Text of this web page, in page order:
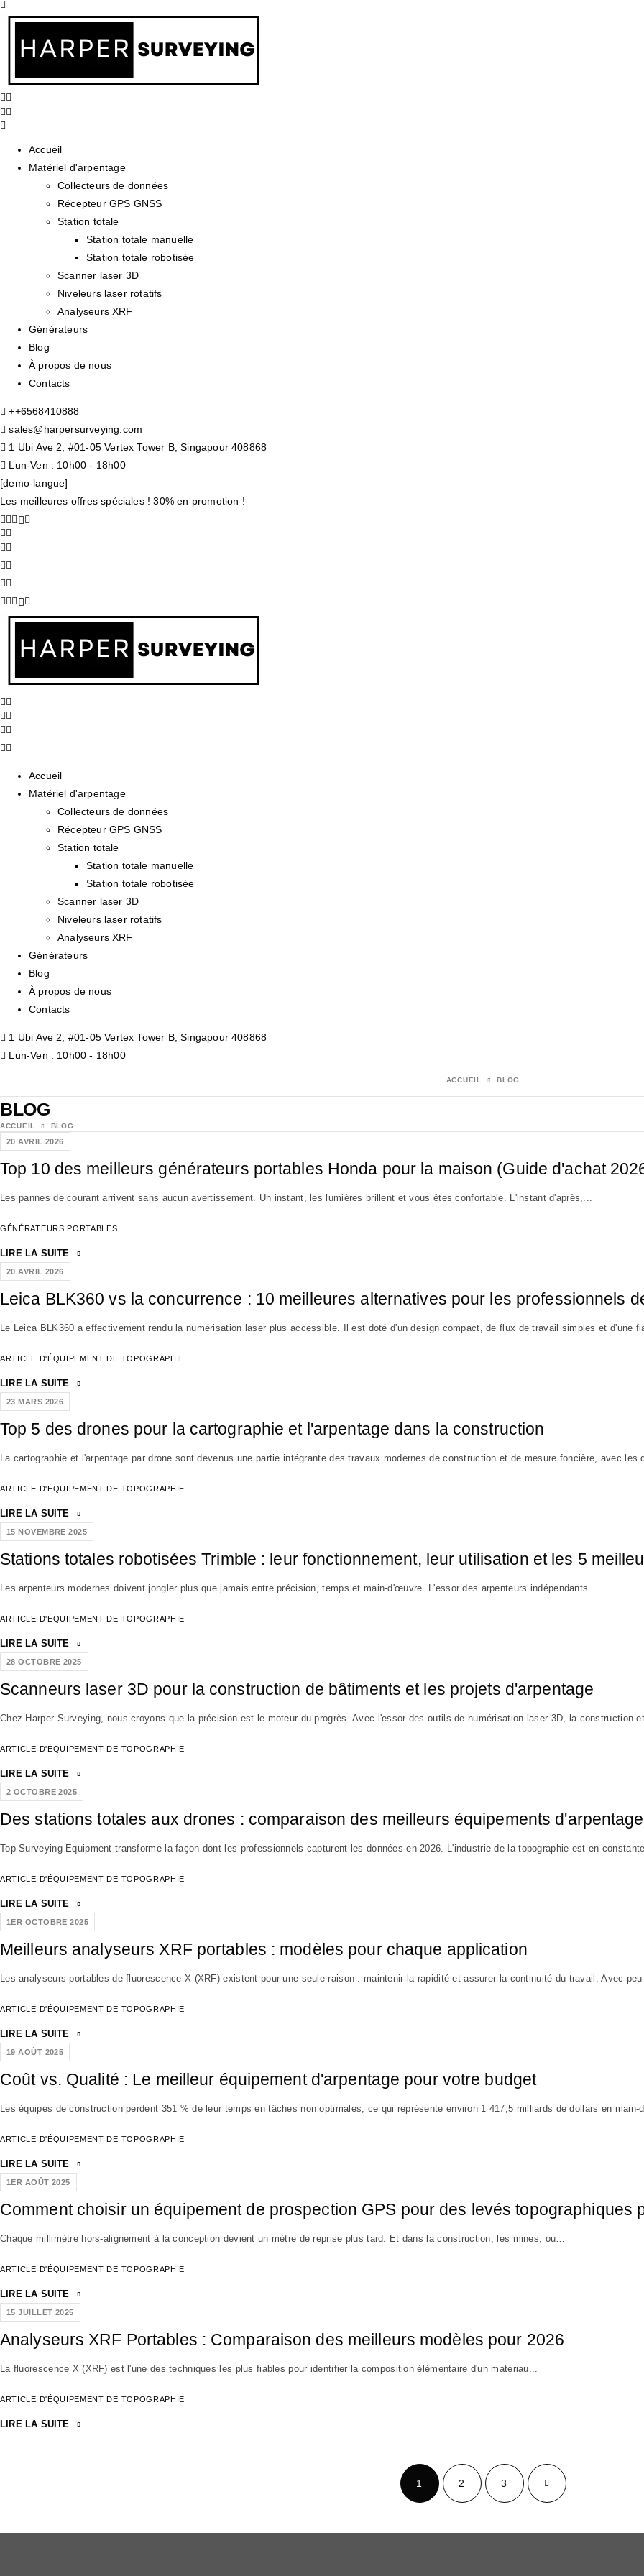
Accueil
Matériel d'arpentage
Collecteurs de données
Récepteur GPS GNSS
Station totale
Station totale manuelle
Station totale robotisée
Scanner laser 3D
Niveleurs laser rotatifs
Analyseurs XRF
Générateurs
Blog
À propos de nous
Contacts
++6568410888
sales@harpersurveying.com
1 Ubi Ave 2, #01-05 Vertex Tower B, Singapour 408868
Lun-Ven : 10h00 - 18h00
[demo-langue]
Les meilleures offres spéciales ! 30% en promotion !
Accueil
Matériel d'arpentage
Collecteurs de données
Récepteur GPS GNSS
Station totale
Station totale manuelle
Station totale robotisée
Scanner laser 3D
Niveleurs laser rotatifs
Analyseurs XRF
Générateurs
Blog
À propos de nous
Contacts
1 Ubi Ave 2, #01-05 Vertex Tower B, Singapour 408868
Lun-Ven : 10h00 - 18h00
ACCUEIL BLOG
BLOG
ACCUEIL BLOG
20 AVRIL 2026
Top 10 des meilleurs générateurs portables Honda pour la maison (Guide d'achat
Les pannes de courant arrivent sans aucun avertissement. Un instant, les lumières brillent et vous êtes confortable. L'instant d'après,...
GÉNÉRATEURS PORTABLES
LIRE LA SUITE
20 AVRIL 2026
Leica BLK360 vs la concurrence : 10 meilleures alternatives pour les professionnels
Le Leica BLK360 a effectivement rendu la numérisation laser plus accessible. Il est doté d'un design compact, de flux de travail simples et d'une
ARTICLE D'ÉQUIPEMENT DE TOPOGRAPHIE
LIRE LA SUITE
23 MARS 2026
Top 5 des drones pour la cartographie et l'arpentage dans la construction
La cartographie et l'arpentage par drone sont devenus une partie intégrante des travaux modernes de construction et de mesure foncière, avec les
ARTICLE D'ÉQUIPEMENT DE TOPOGRAPHIE
LIRE LA SUITE
15 NOVEMBRE 2025
Stations totales robotisées Trimble : leur fonctionnement, leur utilisation et les 5
Les arpenteurs modernes doivent jongler plus que jamais entre précision, temps et main-d'œuvre. L'essor des arpenteurs indépendants…
ARTICLE D'ÉQUIPEMENT DE TOPOGRAPHIE
LIRE LA SUITE
28 OCTOBRE 2025
Scanneurs laser 3D pour la construction de bâtiments et les projets d'arpentage
Chez Harper Surveying, nous croyons que la précision est le moteur du progrès. Avec l'essor des outils de numérisation laser 3D, la construction
ARTICLE D'ÉQUIPEMENT DE TOPOGRAPHIE
LIRE LA SUITE
2 OCTOBRE 2025
Des stations totales aux drones : comparaison des meilleurs équipements d'arpentage
Top Surveying Equipment transforme la façon dont les professionnels capturent les données en 2026. L'industrie de la topographie est en
ARTICLE D'ÉQUIPEMENT DE TOPOGRAPHIE
LIRE LA SUITE
1ER OCTOBRE 2025
Meilleurs analyseurs XRF portables : modèles pour chaque application
Les analyseurs portables de fluorescence X (XRF) existent pour une seule raison : maintenir la rapidité et assurer la continuité du travail. Avec
ARTICLE D'ÉQUIPEMENT DE TOPOGRAPHIE
LIRE LA SUITE
19 AOÛT 2025
Coût vs. Qualité : Le meilleur équipement d'arpentage pour votre budget
Les équipes de construction perdent 351 % de leur temps en tâches non optimales, ce qui représente environ 1 417,5 milliards de dollars en
ARTICLE D'ÉQUIPEMENT DE TOPOGRAPHIE
LIRE LA SUITE
1ER AOÛT 2025
Comment choisir un équipement de prospection GPS pour des levés topographiques
Chaque millimètre hors-alignement à la conception devient un mètre de reprise plus tard. Et dans la construction, les mines, ou…
ARTICLE D'ÉQUIPEMENT DE TOPOGRAPHIE
LIRE LA SUITE
15 JUILLET 2025
Analyseurs XRF Portables : Comparaison des meilleurs modèles pour 2026
La fluorescence X (XRF) est l'une des techniques les plus fiables pour identifier la composition élémentaire d'un matériau...
ARTICLE D'ÉQUIPEMENT DE TOPOGRAPHIE
LIRE LA SUITE
1 2 3